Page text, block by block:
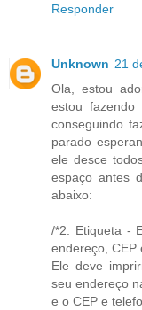
Responder
Unknown 21
Ola, estou
estou
conseguindo
parado
ele desce
espaço antes
abaixo:
/*2. Etiqueta -
endereço, CEP
Ele deve
seu endereço
e o CEP e